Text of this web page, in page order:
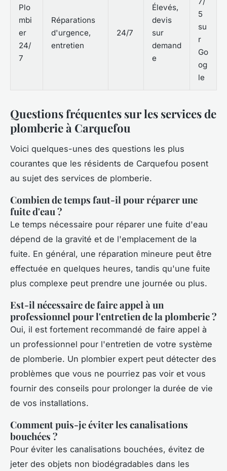
Plo
mbi
er
24/
7
Réparations
d'urgence,
entretien
24/7
Élevés,
devis
sur
demand
e
5
su
r
Go
og
le
Questions fréquentes sur les services de
plomberie à Carquefou
Voici quelques-unes des questions les plus
courantes que les résidents de Carquefou posent
au sujet des services de plomberie.
Combien de temps faut-il pour réparer une
fuite d'eau ?
Le temps nécessaire pour réparer une fuite d'eau
dépend de la gravité et de l'emplacement de la
fuite. En général, une réparation mineure peut être
effectuée en quelques heures, tandis qu'une fuite
plus complexe peut prendre une journée ou plus.
Est-il nécessaire de faire appel à un
professionnel pour l'entretien de la plomberie ?
Oui, il est fortement recommandé de faire appel à
un professionnel pour l'entretien de votre système
de plomberie. Un plombier expert peut détecter des
problèmes que vous ne pourriez pas voir et vous
fournir des conseils pour prolonger la durée de vie
de vos installations.
Comment puis-je éviter les canalisations
bouchées ?
Pour éviter les canalisations bouchées, évitez de
jeter des objets non biodégradables dans les